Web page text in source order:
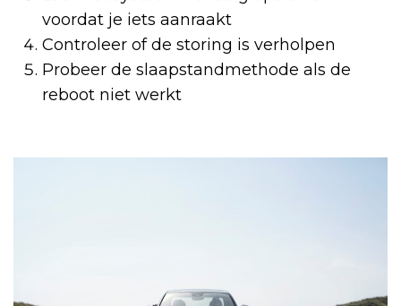
voordat je iets aanraakt
Controleer of de storing is verholpen
Probeer de slaapstandmethode als de
reboot niet werkt